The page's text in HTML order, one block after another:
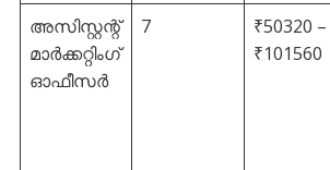
അസിസ്റ്റന്റ്
മാർക്കറ്റിംഗ്
ഓഫീസർ
7
₹50320 –
₹101560